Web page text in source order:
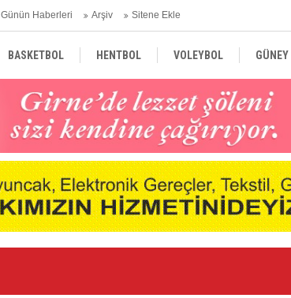
Günün Haberleri Arşiv Sitene Ekle
BASKETBOL HENTBOL VOLEYBOL GÜNEY
AVRUPA DÜNYA